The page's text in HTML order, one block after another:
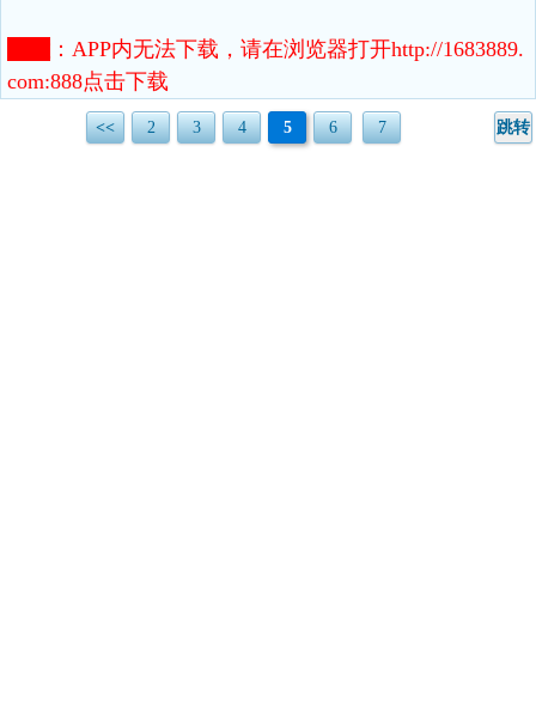
： APP内无法下载，请在浏览器打开http://1683889.
com:888点击下载
<< 2 3 4 5 6 7 跳转